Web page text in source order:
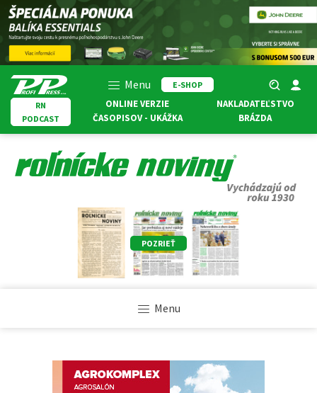
Menu
E-SHOP
RN
PODCAST
ONLINE VERZIE
ČASOPISOV - UKÁŽKA
NAKLADATEĽSTVO
BRÁZDA
POZRIEŤ
Menu